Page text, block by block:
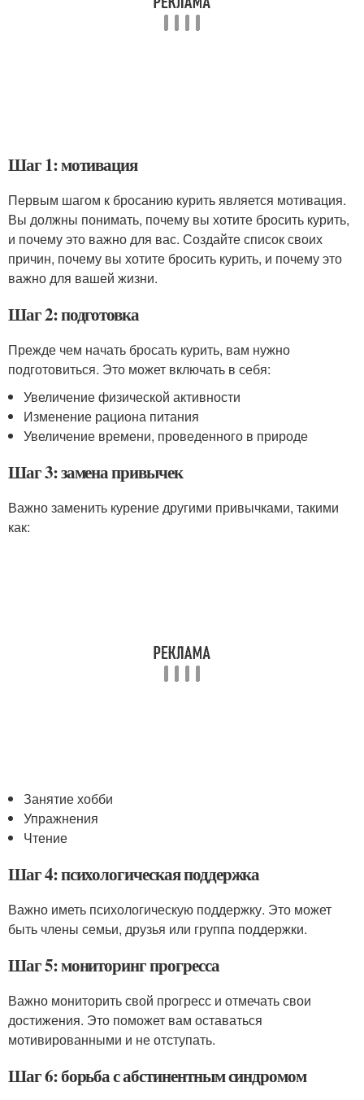
Шаг 1: мотивация
Первым шагом к бросанию курить является мотивация.
Вы должны понимать, почему вы хотите бросить курить,
и почему это важно для вас. Создайте список своих
причин, почему вы хотите бросить курить, и почему это
важно для вашей жизни.
Шаг 2: подготовка
Прежде чем начать бросать курить, вам нужно
подготовиться. Это может включать в себя:
Увеличение физической активности
Изменение рациона питания
Увеличение времени, проведенного в природе
Шаг 3: замена привычек
Важно заменить курение другими привычками, такими
как:
Занятие хобби
Упражнения
Чтение
Шаг 4: психологическая поддержка
Важно иметь психологическую поддержку. Это может
быть члены семьи, друзья или группа поддержки.
Шаг 5: мониторинг прогресса
Важно мониторить свой прогресс и отмечать свои
достижения. Это поможет вам оставаться
мотивированными и не отступать.
Шаг 6: борьба с абстинентным синдромом